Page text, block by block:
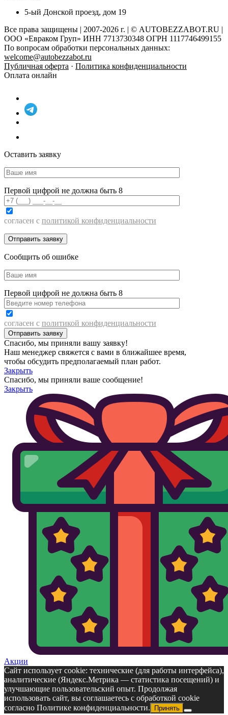
5-ый Донской проезд, дом 19
Все права защищены | 2007-2026 г. | © AUTOBEZZABOT.RU |
ООО «Евраком Груп» ИНН 7713730348 ОГРН 1117746499155
По вопросам обработки персональных данных:
welcome@autobezzabot.ru
Публичная оферта · Политика конфиденциальности
Оплата онлайн
Оставить заявку
Первой цифрой не должна быть 8
согласен с политикой конфиденциальности
Сообщить об ошибке
Первой цифрой не должна быть 8
согласен с политикой конфиденциальности
Спасибо, мы приняли вашу заявку!
Наш менеджер свяжется с вами в ближайшее время,
чтобы обсудить предполагаемый план работ.
Закрыть
Спасибо, мы приняли ваше сообщение!
Закрыть
Акции
Сайт использует cookie: технические (для работы интерфейса),
аналитические (Яндекс.Метрика — статистика посещений) и
улучшающие пользовательский опыт. Продолжая
использовать сайт, вы соглашаетесь с обработкой cookie
согласно Политике конфиденциальности.
Принять